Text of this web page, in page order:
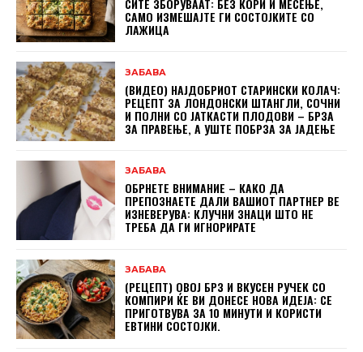
САМО ИЗМЕШАЈТЕ ГИ СОСТОЈКИТЕ СО
ЛАЖИЦА
ЗАБАВА
(ВИДЕО) НАЈДОБРИОТ СТАРИНСКИ КОЛАЧ:
РЕЦЕПТ ЗА ЛОНДОНСКИ ШТАНГЛИ, СОЧНИ
И ПОЛНИ СО ЈАТКАСТИ ПЛОДОВИ – БРЗА
ЗА ПРАВЕЊЕ, А УШТЕ ПОБРЗА ЗА ЈАДЕЊЕ
ЗАБАВА
ОБРНЕТЕ ВНИМАНИЕ – КАКО ДА
ПРЕПОЗНАЕТЕ ДАЛИ ВАШИОТ ПАРТНЕР ВЕ
ИЗНЕВЕРУВА: КЛУЧНИ ЗНАЦИ ШТО НЕ
ТРЕБА ДА ГИ ИГНОРИРАТЕ
ЗАБАВА
(РЕЦЕПТ) ОВОЈ БРЗ И ВКУСЕН РУЧЕК СО
КОМПИРИ ЌЕ ВИ ДОНЕСЕ НОВА ИДЕЈА: СЕ
ПРИГОТВУВА ЗА 10 МИНУТИ И КОРИСТИ
ЕВТИНИ СОСТОЈКИ.